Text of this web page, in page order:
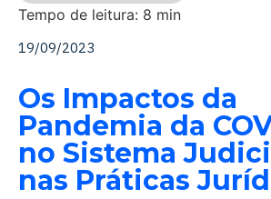
Tempo de leitura: 8 min
19/09/2023
Os Impactos da
Pandemia da
no Sistema
nas Práticas